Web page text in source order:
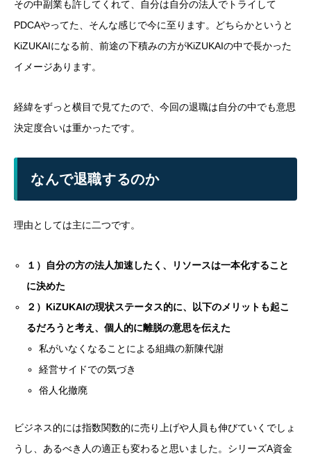
その中副業も許してくれて、自分は自分の法人でトライして
PDCAやってた、そんな感じで今に至ります。どちらかというと
KiZUKAIになる前、前途の下積みの方がKiZUKAIの中で長かった
イメージあります。
経緯をずっと横目で見てたので、今回の退職は自分の中でも意思
決定度合いは重かったです。
なんで退職するのか
理由としては主に二つです。
１）自分の方の法人加速したく、リソースは一本化すること
に決めた
２）KiZUKAIの現状ステータス的に、以下のメリットも起こ
るだろうと考え、個人的に離脱の意思を伝えた
私がいなくなることによる組織の新陳代謝
経営サイドでの気づき
俗人化撤廃
ビジネス的には指数関数的に売り上げや人員も伸びていくでしょ
うし、あるべき人の適正も変わると思いました。シリーズA資金